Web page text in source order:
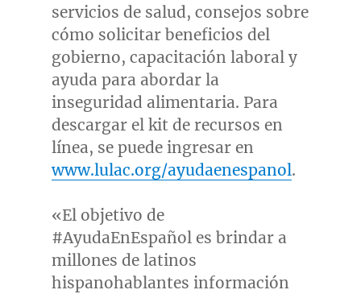
servicios de salud, consejos sobre
cómo solicitar beneficios del
gobierno, capacitación laboral y
ayuda para abordar la
inseguridad alimentaria. Para
descargar el kit de recursos en
línea, se puede ingresar en
www.lulac.org/ayudaenespanol.
«El objetivo de
#AyudaEnEspañol es brindar a
millones de latinos
hispanohablantes información